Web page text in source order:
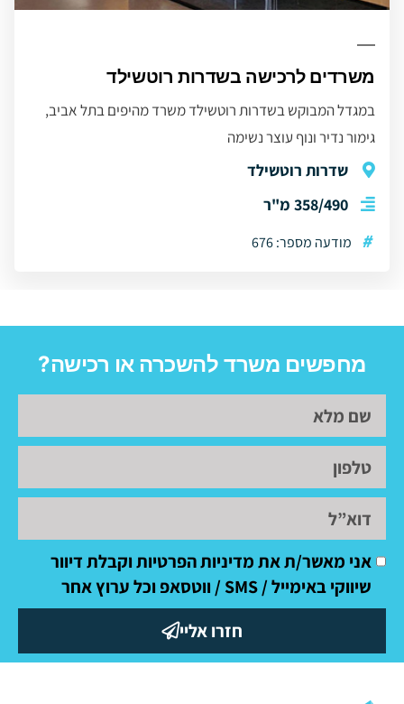
משרדים לרכישה בשדרות רוטשילד
במגדל המבוקש בשדרות רוטשילד משרד מהיפים בתל אביב,
גימור נדיר ונוף עוצר נשימה
שדרות רוטשילד
358/490 מ"ר
# מודעה מספר: 676
מחפשים משרד להשכרה או רכישה?
אני מאשר/ת את מדיניות הפרטיות וקבלת דיוור
שיווקי באימייל / SMS / ווטסאפ וכל ערוץ אחר
חזרו אליי